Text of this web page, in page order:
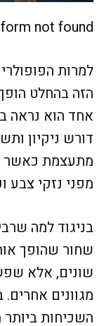
not found.
למרות
הזה בהחלט
אחד הוא נראה
דורש ניקיון
מתעצמת כאשר
מפני נזקי צבע
בניגוד למה
שחור שהופך
שונים, אלא
מגוונים
השכיחות ביותר